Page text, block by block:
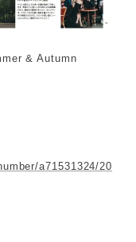
& Autumn
a71531324/20